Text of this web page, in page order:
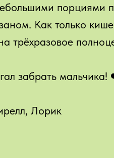
порциями
Как только
трёхразовое
забрать
Лорик